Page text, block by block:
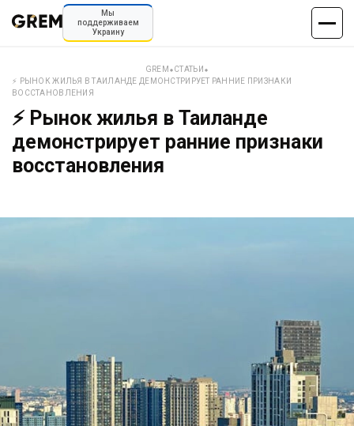
Мы
поддерживаем
Украину
GREM ⬥СТАТЬИ ⬥
⚡️ РЫНОК ЖИЛЬЯ В ТАИЛАНДЕ ДЕМОНСТРИРУЕТ РАННИЕ ПРИЗНАКИ
ВОССТАНОВЛЕНИЯ
⚡️ Рынок жилья в Таиланде
демонстрирует ранние признаки
восстановления